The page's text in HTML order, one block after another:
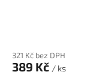
321 Kč bez DPH
389 Kč / ks